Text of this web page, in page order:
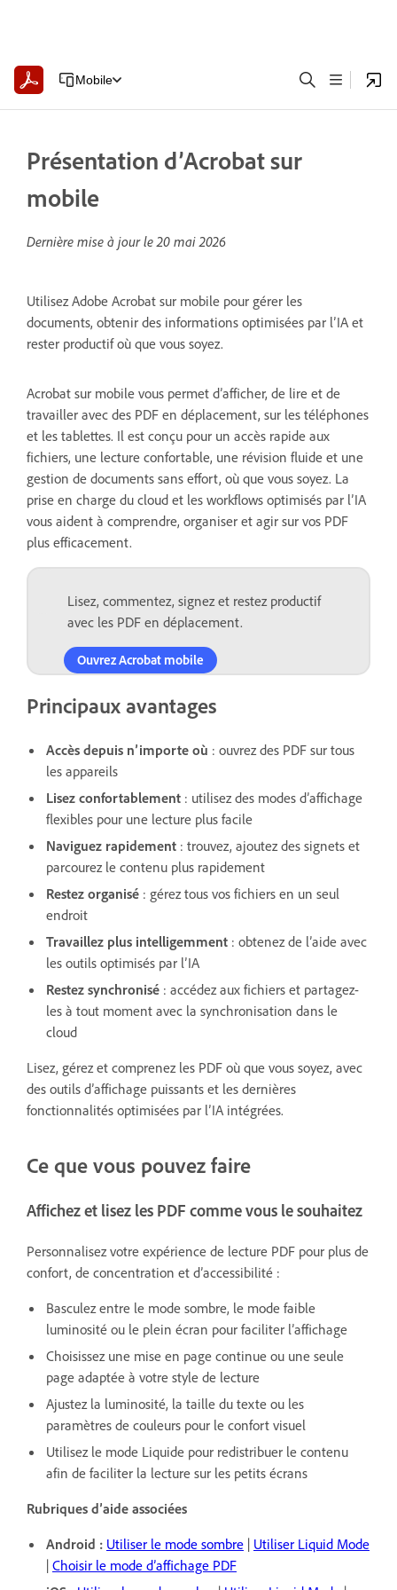
Mobile
Présentation d’Acrobat sur
mobile
Dernière mise à jour le20 mai 2026
Utilisez Adobe Acrobat sur mobile pour gérer les
documents, obtenir des informations optimisées par l’IA et
rester productif où que vous soyez.
Acrobat sur mobile vous permet d’afficher, de lire et de
travailler avec des PDF en déplacement, sur les téléphones
et les tablettes. Il est conçu pour un accès rapide aux
fichiers, une lecture confortable, une révision fluide et une
gestion de documents sans effort, où que vous soyez. La
prise en charge du cloud et les workflows optimisés par l’IA
vous aident à comprendre, organiser et agir sur vos PDF
plus efficacement.
Lisez, commentez, signez et restez productif
avec les PDF en déplacement.
Ouvrez Acrobat mobile
Principaux avantages
Accès depuis n’importe où : ouvrez des PDF sur tous
les appareils
Lisez confortablement : utilisez des modes d’affichage
flexibles pour une lecture plus facile
Naviguez rapidement : trouvez, ajoutez des signets et
parcourez le contenu plus rapidement
Restez organisé : gérez tous vos fichiers en un seul
endroit
Travaillez plus intelligemment : obtenez de l’aide avec
les outils optimisés par l’IA
Restez synchronisé : accédez aux fichiers et partagez-
les à tout moment avec la synchronisation dans le
cloud
Lisez, gérez et comprenez les PDF où que vous soyez, avec
des outils d’affichage puissants et les dernières
fonctionnalités optimisées par l’IA intégrées.
Ce que vous pouvez faire
Affichez et lisez les PDF comme vous le souhaitez
Personnalisez votre expérience de lecture PDF pour plus de
confort, de concentration et d’accessibilité :
Basculez entre le mode sombre, le mode faible
luminosité ou le plein écran pour faciliter l’affichage
Choisissez une mise en page continue ou une seule
page adaptée à votre style de lecture
Ajustez la luminosité, la taille du texte ou les
paramètres de couleurs pour le confort visuel
Utilisez le mode Liquide pour redistribuer le contenu
afin de faciliter la lecture sur les petits écrans
Rubriques d’aide associées
Android : Utiliser le mode sombre | Utiliser Liquid Mode
| Choisir le mode d’affichage PDF